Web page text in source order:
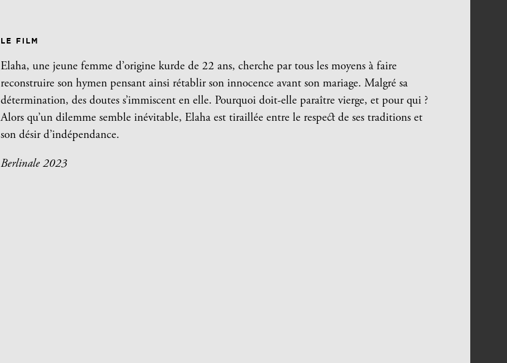
LE FILM
Elaha, une jeune femme d’origine kurde de 22 ans, cherche par tous les moyens à faire
reconstruire son hymen pensant ainsi rétablir son innocence avant son mariage. Malgré sa
détermination, des doutes s’immiscent en elle. Pourquoi doit-elle paraître vierge, et pour qui ?
Alors qu’un dilemme semble inévitable, Elaha est tiraillée entre le respect de ses traditions et
son désir d’indépendance.
Berlinale 2023